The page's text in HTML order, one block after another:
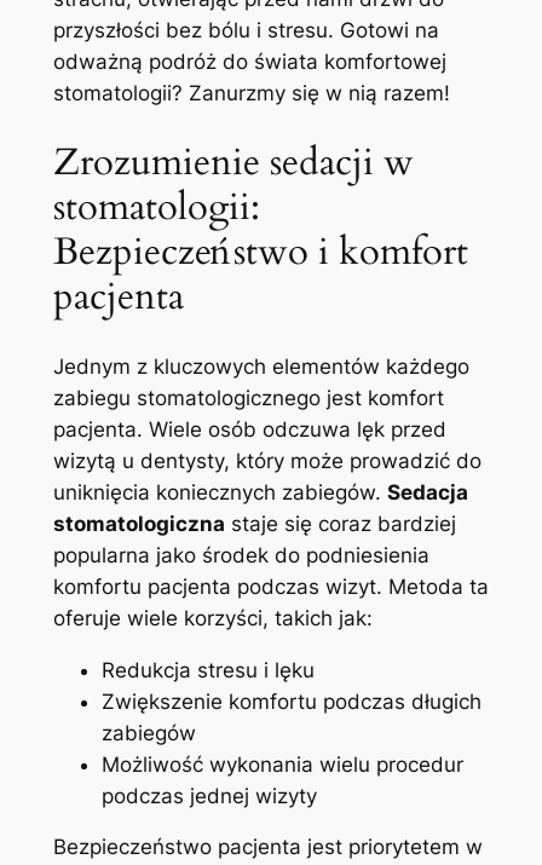
przyszłości bez bólu i stresu. Gotowi na
odważną podróż do świata komfortowej
stomatologii? Zanurzmy się w nią razem!
Zrozumienie sedacji w
stomatologii:
Bezpieczeństwo i komfort
pacjenta
Jednym z kluczowych elementów każdego
zabiegu stomatologicznego jest komfort
pacjenta. Wiele osób odczuwa lęk przed
wizytą u dentysty, który może prowadzić do
uniknięcia koniecznych zabiegów. Sedacja
stomatologiczna staje się coraz bardziej
popularna jako środek do podniesienia
komfortu pacjenta podczas wizyt. Metoda ta
oferuje wiele korzyści, takich jak:
Redukcja stresu i lęku
Zwiększenie komfortu podczas długich
zabiegów
Możliwość wykonania wielu procedur
podczas jednej wizyty
Bezpieczeństwo pacjenta jest priorytetem w